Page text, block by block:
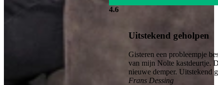
4.6
Uitstekend geholpen
Gisteren een probleempje
van mijn Nolte kastdeurtje.
nieuwe demper. Uitstekend
Frans Dessing